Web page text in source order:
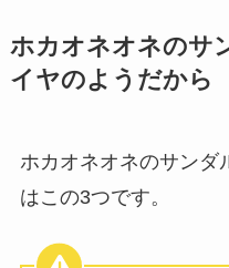
ホカオネオネのサ
イヤのようだから
ホカオネオネのサンダ
はこの3つです。